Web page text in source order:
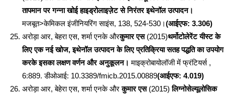
तापमान पर गन्ना खोई हाइड्रोलाइज़ेट से निरंतर इथेनॉल उत्पादन।
मजबूत>केमिकल इंजीनियरिंग साइंस, 138, 524-530।(आईएफ: 3.306)
अरोड़ा आर, बेहरा एस, शर्मा एनके औरकुमार एस (2015)थर्मोटोलेरेंट यीस्ट के
लिए एक नई खोज, इथेनॉल उत्पादन के लिए प्रतिक्रिया सतह पद्धति का उपयोग
करके इसका लक्षण वर्णन और अनुकूलन। माइक्रोबायोलॉजी में फ्रंटियर्स ,
6:889. डीओआई: 10.3389/fmicb.2015.00889(आईएफ: 4.019)
अरोड़ा आर, बेहेरा एस, शर्मा एनके औरकुमार एस (2015)लिग्नोसेल्यूलोसिक